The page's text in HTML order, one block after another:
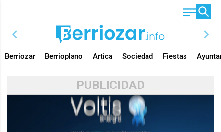
chevron_left chevron_right
Berriozar Berrioplano Artica Sociedad Fiestas
PUBLICIDAD